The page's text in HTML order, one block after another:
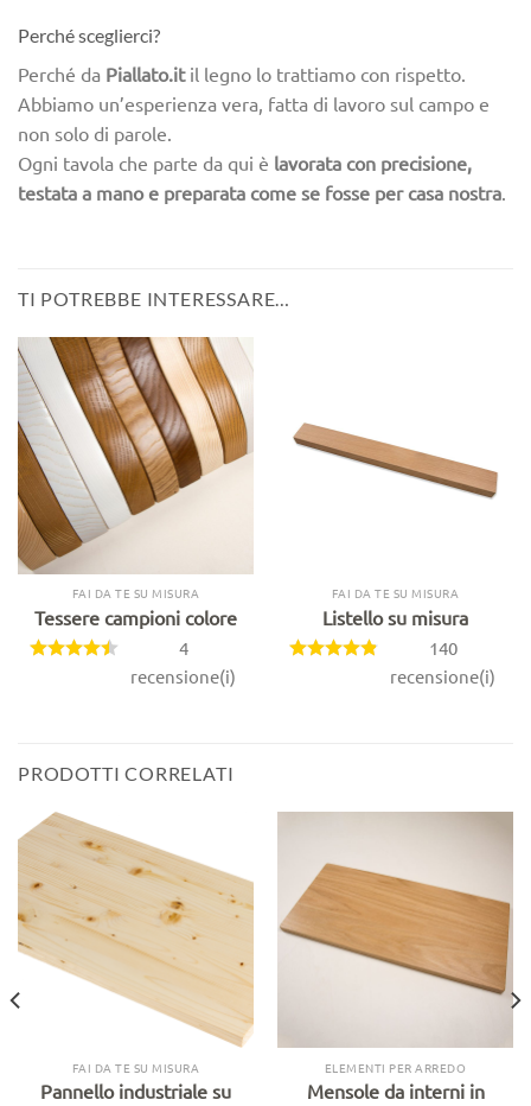
Perché sceglierci?
Perché da Piallato.itil legno lo trattiamo con rispetto.
Abbiamo un’esperienza vera, fatta di lavoro sul campo e
non solo di parole.
Ogni tavola che parte da qui è lavorata con precisione,
testata a mano e preparata come se fosse per casa nostra.
TI POTREBBE INTERESSARE…
FAI DA TE SU MISURA
Tessere campioni colore
4
recensione(i)
FAI DA TE SU MISURA
Listello su misura
140
recensione(i)
PRODOTTI CORRELATI
FAI DA TE SU MISURA
Pannello industriale su
ELEMENTI PER ARREDO
Mensole da interni in